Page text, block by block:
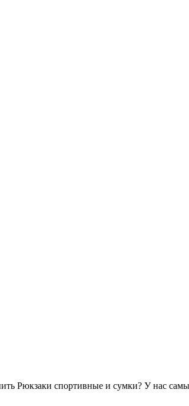
Рюкзаки спортивные и сумки? У нас